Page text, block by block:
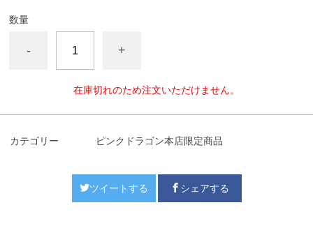
数量
- +
在庫切れのため注文いただけません。
カテゴリー ピンクドラゴン本店限定商品
ツイートする シェアする